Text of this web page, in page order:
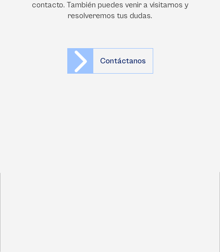
contacto. También puedes venir a visitarnos y
resolveremos tus dudas.
Contáctanos